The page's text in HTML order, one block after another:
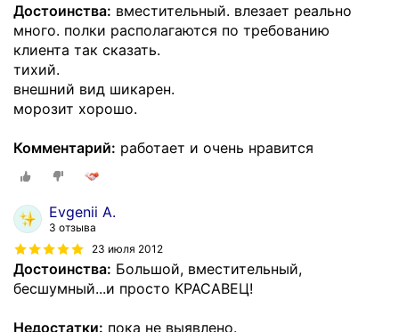
Достоинства: вместительный. влезает реально
много. полки располагаются по требованию
клиента так сказать.
тихий.
внешний вид шикарен.
морозит хорошо.
Комментарий: работает и очень нравится
Evgenii A.
3 отзыва
23 июля 2012
Достоинства: Большой, вместительный,
бесшумный...и просто КРАСАВЕЦ!
Недостатки: пока не выявлено.